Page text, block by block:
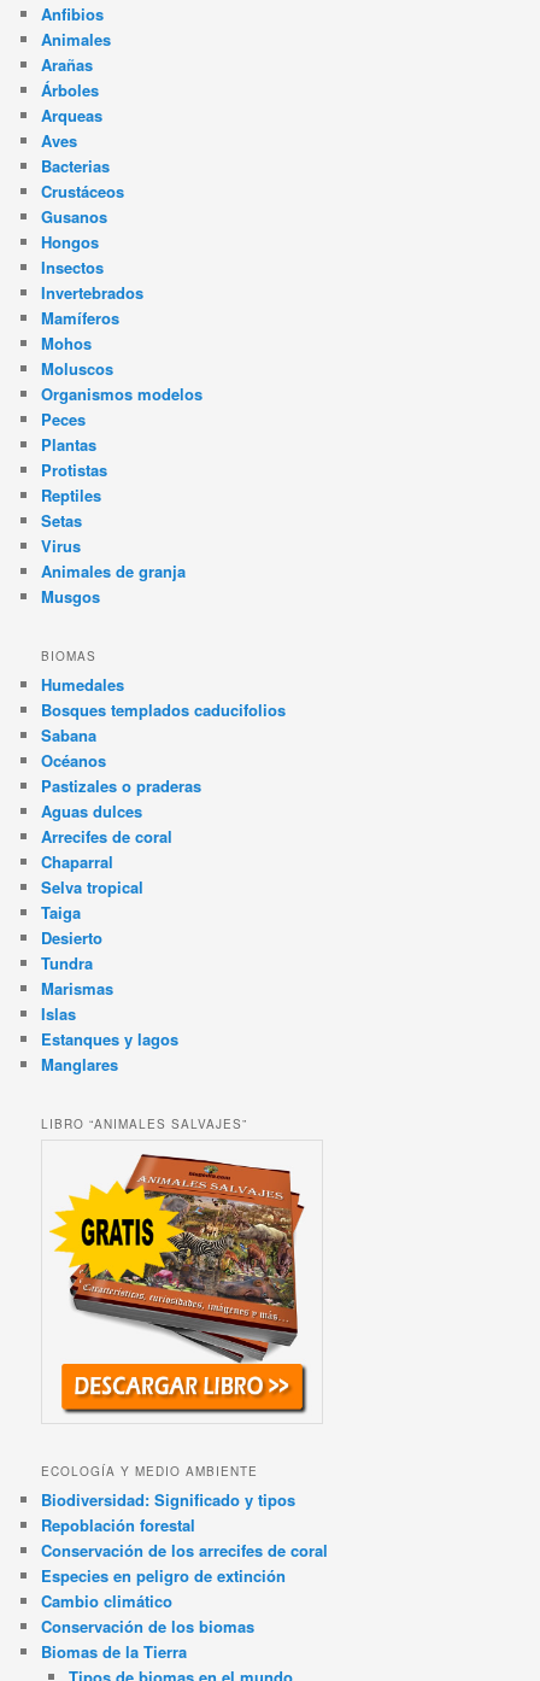
Anfibios
Animales
Arañas
Árboles
Arqueas
Aves
Bacterias
Crustáceos
Gusanos
Hongos
Insectos
Invertebrados
Mamíferos
Mohos
Moluscos
Organismos modelos
Peces
Plantas
Protistas
Reptiles
Setas
Virus
Animales de granja
Musgos
BIOMAS
Humedales
Bosques templados caducifolios
Sabana
Océanos
Pastizales o praderas
Aguas dulces
Arrecifes de coral
Chaparral
Selva tropical
Taiga
Desierto
Tundra
Marismas
Islas
Estanques y lagos
Manglares
LIBRO “ANIMALES SALVAJES”
ECOLOGÍA Y MEDIO AMBIENTE
Biodiversidad: Significado y tipos
Repoblación forestal
Conservación de los arrecifes de coral
Especies en peligro de extinción
Cambio climático
Conservación de los biomas
Biomas de la Tierra